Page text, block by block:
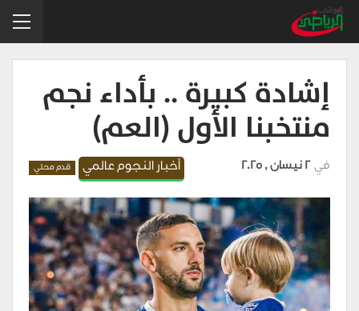
إشادة كبيرة .. بأداء نجم
منتخبنا الأول (العم)
أخبار النجوم عالمي قدم محلي في 2 نيسان , 2025